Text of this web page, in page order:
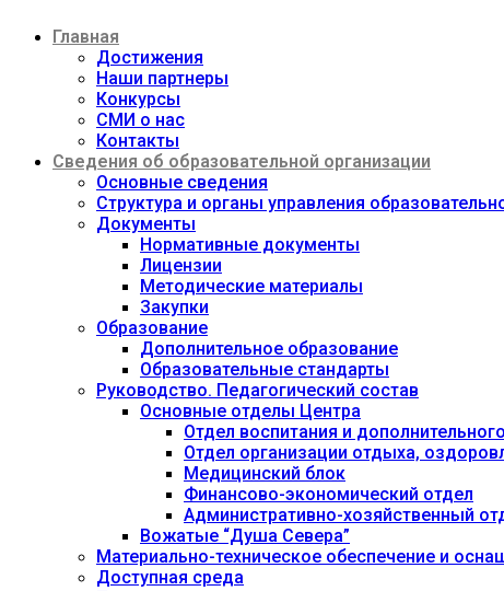
содержимому
Главная
Достижения
Наши партнеры
Конкурсы
СМИ о нас
Контакты
Сведения об образовательной организации
Основные сведения
Структура и органы управления
Документы
Нормативные документы
Лицензии
Методические материалы
Закупки
Образование
Дополнительное образование
Образовательные стандарты
Руководство. Педагогический состав
Основные отделы Центра
Отдел воспитания и
Отдел организации отдыха,
Медицинский блок
Финансово-экономический отдел
Административно-хозяйственный
Вожатые “Душа Севера”
Материально-техническое обеспечение и
Доступная среда